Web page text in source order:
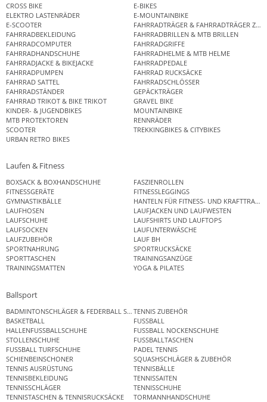
CROSS BIKE
E-BIKES
ELEKTRO LASTENRÄDER
E-MOUNTAINBIKE
E-SCOOTER
FAHRRADTRÄGER & FAHRRADTRÄGER
FAHRRADBEKLEIDUNG
FAHRRADBRILLEN & MTB BRILLEN
FAHRRADCOMPUTER
FAHRRADGRIFFE
FAHRRADHANDSCHUHE
FAHRRADHELME & MTB HELME
FAHRRADJACKE & BIKEJACKE
FAHRRADPEDALE
FAHRRADPUMPEN
FAHRRAD RUCKSÄCKE
FAHRRAD SATTEL
FAHRRADSCHLÖSSER
FAHRRADSTÄNDER
GEPÄCKTRÄGER
FAHRRAD TRIKOT & BIKE TRIKOT
GRAVEL BIKE
KINDER- & JUGENDBIKES
MOUNTAINBIKE
MTB PROTEKTOREN
RENNRÄDER
SCOOTER
TREKKINGBIKES & CITYBIKES
URBAN RETRO BIKES
Laufen & Fitness
BOXSACK & BOXHANDSCHUHE
FASZIENROLLEN
FITNESSGERÄTE
FITNESSLEGGINGS
GYMNASTIKBÄLLE
HANTELN FÜR FITNESS- UND
LAUFHOSEN
LAUFJACKEN UND LAUFWESTEN
LAUFSCHUHE
LAUFSHIRTS UND LAUFTOPS
LAUFSOCKEN
LAUFUNTERWÄSCHE
LAUFZUBEHÖR
LAUF BH
SPORTNAHRUNG
SPORTRUCKSÄCKE
SPORTTASCHEN
TRAININGSANZÜGE
TRAININGSMATTEN
YOGA & PILATES
Ballsport
BADMINTONSCHLÄGER & FEDERBALL SETSTENNIS ZUBEHÖR
BASKETBALL
FUSSBALL
HALLENFUSSBALLSCHUHE
FUSSBALL NOCKENSCHUHE
STOLLENSCHUHE
FUSSBALLTASCHEN
FUSSBALL TURFSCHUHE
PADEL TENNIS
SCHIENBEINSCHONER
SQUASHSCHLÄGER & ZUBEHÖR
TENNIS AUSRÜSTUNG
TENNISBÄLLE
TENNISBEKLEIDUNG
TENNISSAITEN
TENNISSCHLÄGER
TENNISSCHUHE
TENNISTASCHEN & TENNISRUCKSÄCKE
TORMANNHANDSCHUHE